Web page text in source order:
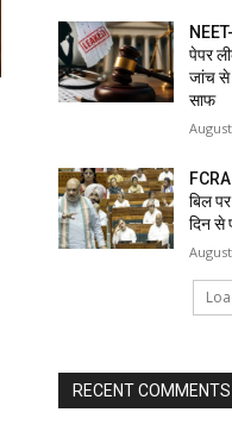
पेपर
जांच से
साफ
बिल
दिन से
RECENT COMMENTS